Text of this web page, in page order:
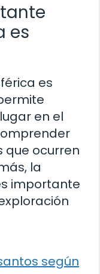
es
es
en el
que ocurren
la
importante
según